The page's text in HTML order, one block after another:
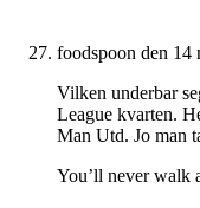
foodspoon den 14
Vilken underbar
League kvarten.
Man Utd. Jo man
You’ll never walk